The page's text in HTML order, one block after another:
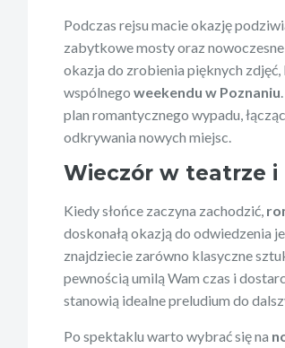
Podczas rejsu macie okazję
zabytkowe mosty oraz
okazja do zrobienia pięknych
wspólnegoweekendu w Poznaniu
plan romantycznego wypadu,
odkrywania nowych miejsc.
Wieczór w teatrze i
Kiedy słońce zaczyna zachodzić,
doskonałą okazją do odwiedzenia
znajdziecie zarówno klasyczne
pewnością umilą Wam czas i
stanowią idealne preludium do
Po spektaklu warto wybrać się na